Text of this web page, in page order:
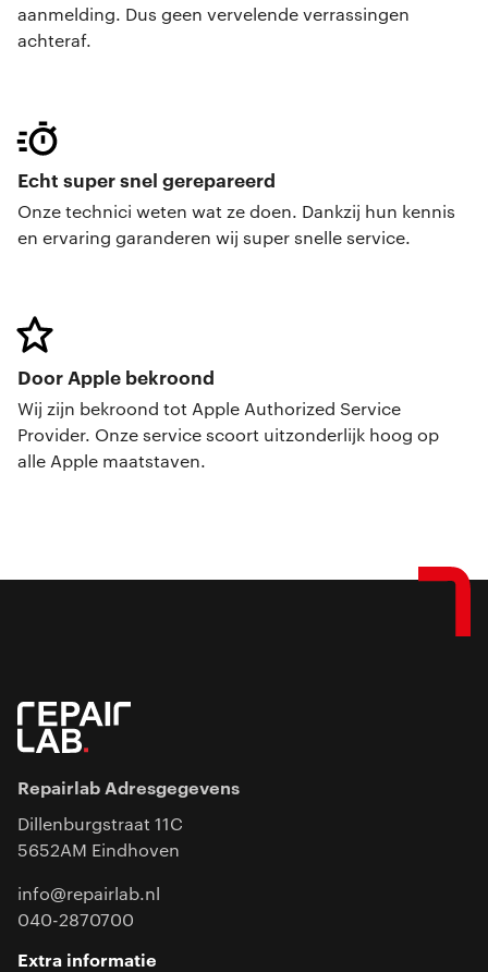
aanmelding. Dus geen vervelende verrassingen
achteraf.
Echt super snel gerepareerd
Onze technici weten wat ze doen. Dankzij hun kennis
en ervaring garanderen wij super snelle service.
Door Apple bekroond
Wij zijn bekroond tot Apple Authorized Service
Provider. Onze service scoort uitzonderlijk hoog op
alle Apple maatstaven.
Repairlab Adresgegevens
Dillenburgstraat 11C
5652AM Eindhoven
info@repairlab.nl
040-2870700
Extra informatie